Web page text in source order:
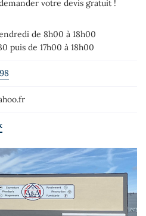
votre devis gratuit !
de 8h00 à 18h00
puis de 17h00 à 18h00